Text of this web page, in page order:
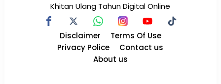
Khitan Ulang Tahun Digital Online
Disclaimer
Terms Of Use
Privacy Police
Contact us
About us